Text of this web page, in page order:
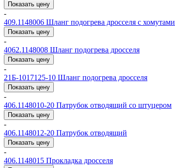
Показать цену
-
409.1148006 Шланг подогрева дросселя с хомутами
Показать цену
-
4062.1148008 Шланг подогрева дросселя
Показать цену
-
21Б-1017125-10 Шланг подогрева дросселя
Показать цену
-
406.1148010-20 Патрубок отводящий со штуцером
Показать цену
-
406.1148012-20 Патрубок отводящий
Показать цену
-
406.1148015 Прокладка дросселя